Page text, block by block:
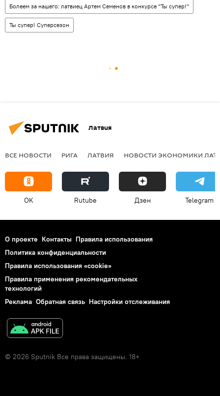
Болеем за нашего: латвиец Артем Семенов в конкурсе "Ты супер!"
Ты супер! Суперсезон
Латвия
ВСЕ НОВОСТИ РИГА ЛАТВИЯ НОВОСТИ ЭКОНОМИКИ
OK Rutube Дзен Telegram
О проекте Контакты Правила использования
Политика конфиденциальности
Правила использования «cookie»
Правила применения рекомендательных
технологий
Реклама Обратная связь Настройки отслеживания
© 2026 Sputnik Все права защищены. 18+